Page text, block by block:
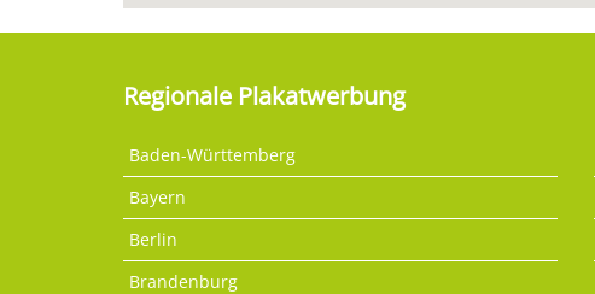
Regionale Plakatwerbung
Baden-Württemberg
Bayern
Berlin
Brandenburg